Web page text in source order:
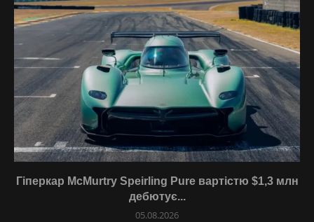
Гіперкар McMurtry Speirling Pure вартістю $1,3 млн
дебютує...
05.08.2026